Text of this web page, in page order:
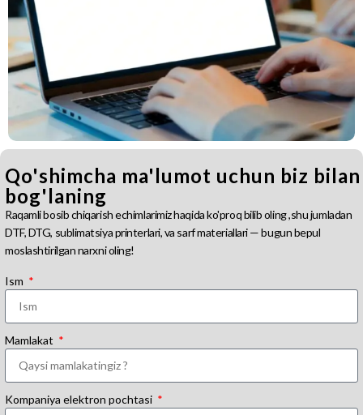
Qo'shimcha ma'lumot uchun biz bilan
bog'laning
Raqamli bosib chiqarish echimlarimiz haqida ko'proq bilib oling ,shu jumladan
DTF, DTG, sublimatsiya printerlari, va sarf materiallari — bugun bepul
moslashtirilgan narxni oling!
Ism
Mamlakat
Kompaniya elektron pochtasi